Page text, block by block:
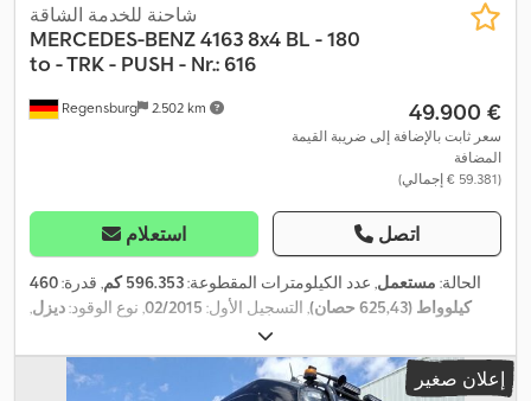
Regensburg 2.502 km
شاحنة للخدمة الشاقة
MERCEDES-BENZ4163 8x4 BL - 180
to - TRK - PUSH - Nr.: 616
‏49.900 €
سعر ثابت بالإضافة إلى ضريبة القيمة
المضافة
(‏59.381 € إجمالي)
استعلام اتصل
الحالة: مستعمل, عدد الكيلومترات المقطوعة:596.353 كم , قدرة:460
كيلوواط (625,43 حصان)
, التسجيل الأول: 02/2015, نوع الوقود:ديزل,
, تكوين المحور:
لون:أصفر, نوع التروس:تلقائي, فئة الانبعاثات:يورو 6 , معدات:تكييف
الهواء, سخان التدفئة أثناء التوقف, مرشح السخام, نظام الفرامل المانعة
إعلان صغير